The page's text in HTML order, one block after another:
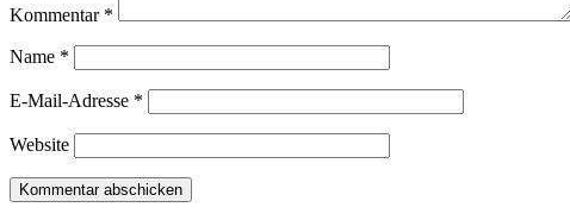
Kommentar *
Name *
E-Mail-Adresse *
Website